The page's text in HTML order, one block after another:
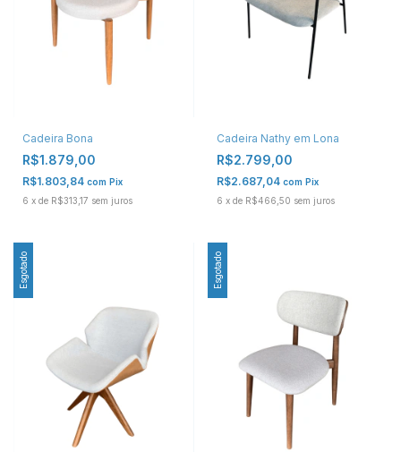
Cadeira Bona
R$1.879,00
R$1.803,84 com Pix
6 x de R$313,17 sem juros
Cadeira Nathy em Lona
R$2.799,00
R$2.687,04 com Pix
6 x de R$466,50 sem juros
Esgotado Esgotado